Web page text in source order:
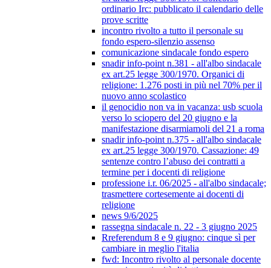
ordinario Irc: pubblicato il calendario delle
prove scritte
incontro rivolto a tutto il personale su
fondo espero-silenzio assenso
comunicazione sindacale fondo espero
snadir info-point n.381 - all'albo sindacale
ex art.25 legge 300/1970. Organici di
religione: 1.276 posti in più nel 70% per il
nuovo anno scolastico
il genocidio non va in vacanza: usb scuola
verso lo sciopero del 20 giugno e la
manifestazione disarmiamoli del 21 a roma
snadir info-point n.375 - all'albo sindacale
ex art.25 legge 300/1970. Cassazione: 49
sentenze contro l’abuso dei contratti a
termine per i docenti di religione
professione i.r. 06/2025 - all'albo sindacale;
trasmettere cortesemente ai docenti di
religione
news 9/6/2025
rassegna sindacale n. 22 - 3 giugno 2025
Rreferendum 8 e 9 giugno: cinque sì per
cambiare in meglio l'italia
fwd: Incontro rivolto al personale docente